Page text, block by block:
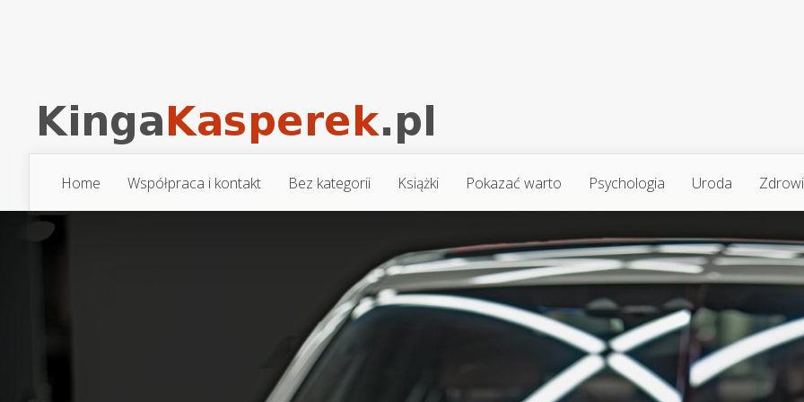
Home Współpraca i kontakt Bez kategorii Książki Pokazać warto Psychologia Uroda